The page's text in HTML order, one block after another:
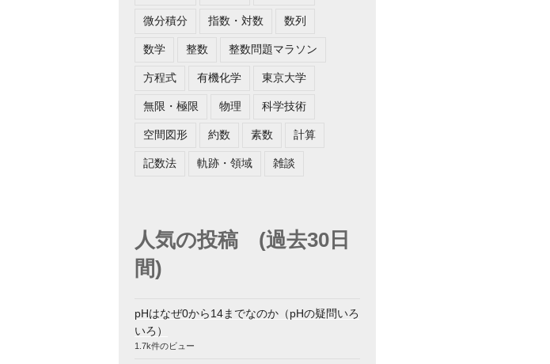
微分積分 指数・対数 数列
数学 整数 整数問題マラソン
方程式 有機化学 東京大学
無限・極限 物理 科学技術
空間図形 約数 素数 計算
記数法 軌跡・領域 雑談
人気の投稿 (過去30日
間)
pHはなぜ0から14までなのか（pHの疑問いろ
いろ）
1.7k件のビュー